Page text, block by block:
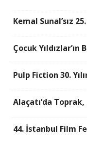
Kemal Sunal’sız 25.
Çocuk
Pulp Fiction 30.
Alaçatı’da
44. İstanbul Film